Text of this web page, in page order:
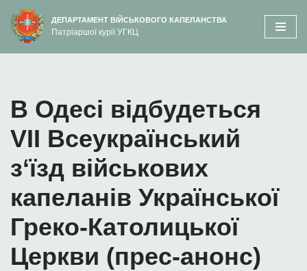
вмісту
Перейти
до
ДЕПАРТАМЕНТ ВІЙСЬКОВОГО КАПЕЛАНСТВА
Патріаршої курії УГКЦ
В Одесі відбудеться
VІI Всеукраїнський
з‘їзд військових
капеланів Української
Греко-Католицької
Церкви (прес-анонс)